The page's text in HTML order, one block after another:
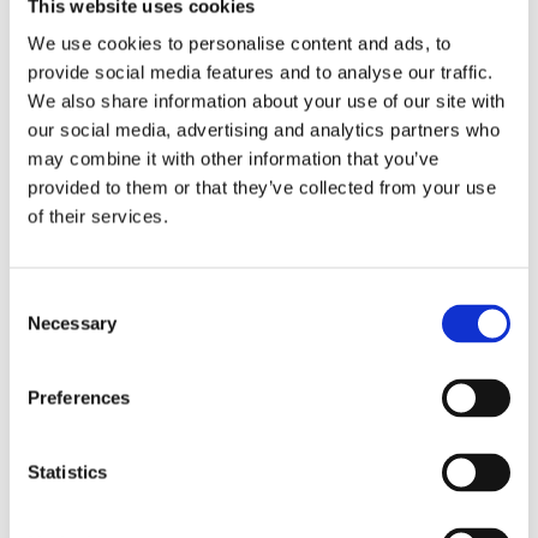
This website uses cookies
We use cookies to personalise content and ads, to
provide social media features and to analyse our traffic.
We also share information about your use of our site with
our social media, advertising and analytics partners who
may combine it with other information that you’ve
provided to them or that they’ve collected from your use
of their services.
Selection
Necessary
Preferences
Statistics
Freza Montolit FAJ08 pentru ceramica Ø 8 mm